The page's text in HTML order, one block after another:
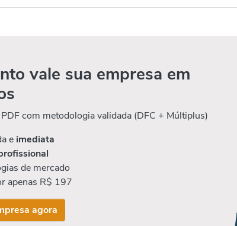
vale sua empresa em
com metodologia validada (DFC + Múltiplus)
e imediata
de mercado
apenas R$ 197
agora